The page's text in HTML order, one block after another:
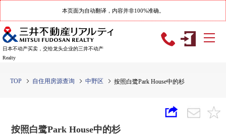
本页面为自动翻译，内容并非100%准确。
日本不动产买卖，交给龙头企业的三井不动产
Realty
TOP 自住用房源查询 中野区 按照白鹭Park House中的杉
按照白鹭Park House中的杉